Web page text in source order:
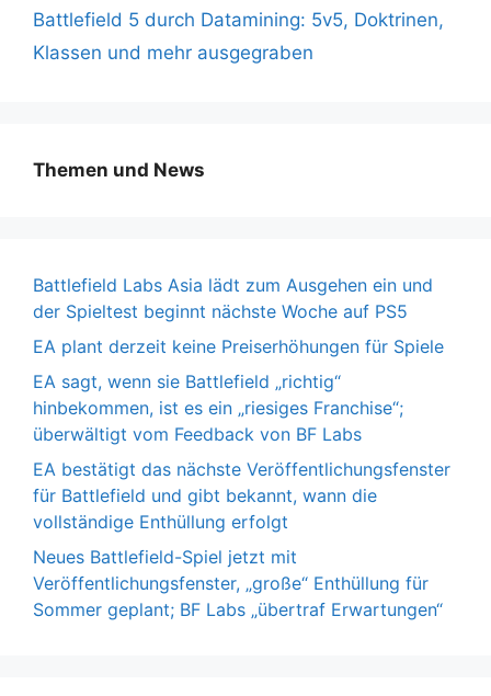
Battlefield 5 durch Datamining: 5v5, Doktrinen,
Klassen und mehr ausgegraben
Themen und News
Battlefield Labs Asia lädt zum Ausgehen ein und
der Spieltest beginnt nächste Woche auf PS5
EA plant derzeit keine Preiserhöhungen für Spiele
EA sagt, wenn sie Battlefield „richtig“
hinbekommen, ist es ein „riesiges Franchise“;
überwältigt vom Feedback von BF Labs
EA bestätigt das nächste Veröffentlichungsfenster
für Battlefield und gibt bekannt, wann die
vollständige Enthüllung erfolgt
Neues Battlefield-Spiel jetzt mit
Veröffentlichungsfenster, „große“ Enthüllung für
Sommer geplant; BF Labs „übertraf Erwartungen“